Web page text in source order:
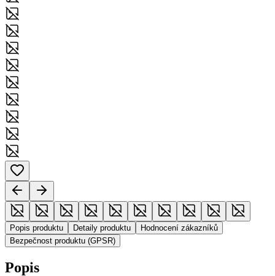
Popis produktu Detaily produktu
Hodnocení zákazníků
Bezpečnost produktu (GPSR)
Popis